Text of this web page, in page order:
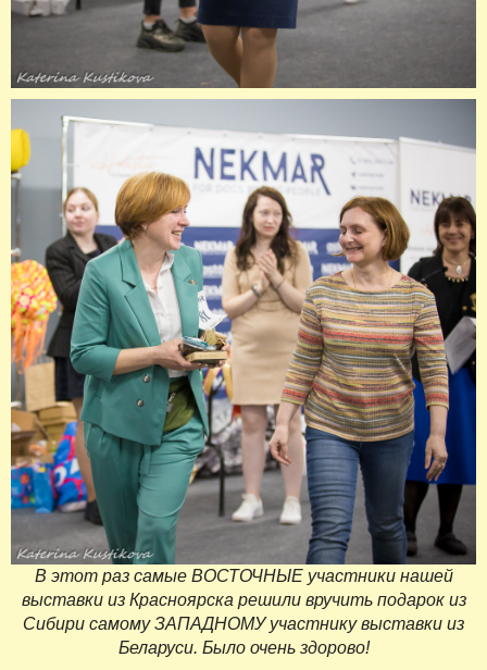
В этот раз самые ВОСТОЧНЫЕ участники нашей
выставки из Красноярска решили вручить подарок из
Сибири самому ЗАПАДНОМУ участнику выставки из
Беларуси. Было очень здорово!